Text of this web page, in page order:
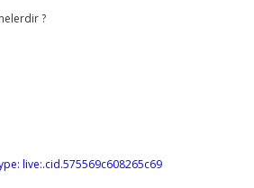
?
live:.cid.575569c608265c69